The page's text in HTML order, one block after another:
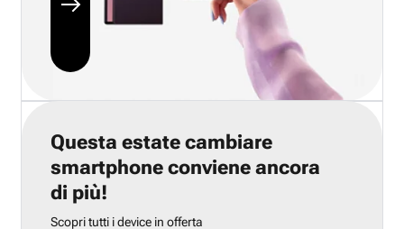
Questa estate cambiare
smartphone conviene ancora
di più!
Scopri tutti i device in offerta